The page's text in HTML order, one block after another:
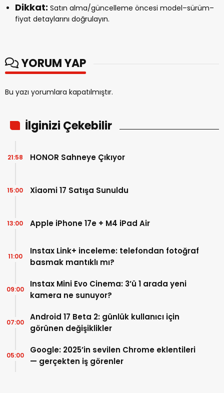
Dikkat: Satın alma/güncelleme öncesi model–sürüm–
fiyat detaylarını doğrulayın.
YORUM YAP
Bu yazı yorumlara kapatılmıştır.
İlginizi Çekebilir
HONOR Sahneye Çıkıyor
21:58
Xiaomi 17 Satışa Sunuldu
15:00
Apple iPhone 17e + M4 iPad Air
13:00
Instax Link+ inceleme: telefondan fotoğraf
basmak mantıklı mı?
11:00
Instax Mini Evo Cinema: 3’ü 1 arada yeni
kamera ne sunuyor?
09:00
Android 17 Beta 2: günlük kullanıcı için
görünen değişiklikler
07:00
Google: 2025’in sevilen Chrome eklentileri
— gerçekten iş görenler
05:00